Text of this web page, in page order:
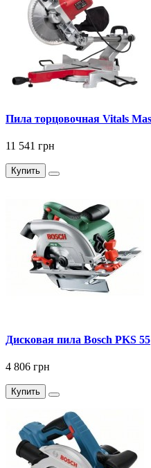
Пила торцовочная Vitals
11 541 грн
Купить
Дисковая пила Bosch PKS 55
4 806 грн
Купить